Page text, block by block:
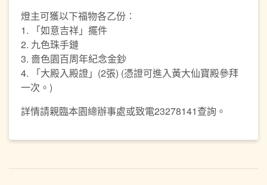
燈主可獲以下福物各乙份︰
1. 「如意吉祥」擺件
2. 九色珠手鏈
3. 嗇色園百周年紀念金鈔
4. 「大殿入殿證」(2張) (憑證可進入黃大仙寶殿參拜
一次。)
詳情請親臨本園總辦事處或致電23278141查詢。